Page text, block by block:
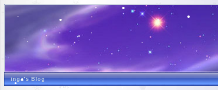
inga's Blog